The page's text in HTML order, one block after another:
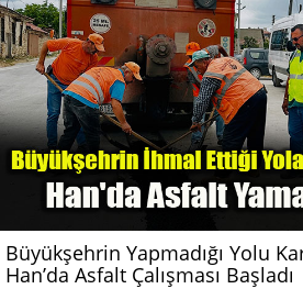
Büyükşehrin Yapmadığı Yolu
Han’da Asfalt Çalışması Başladı